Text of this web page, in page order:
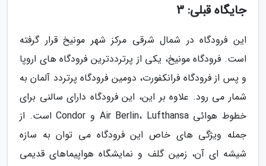
جایگاه قبلی: 3
این فرودگاه در شمال شرقی مرکز شهر مونیخ قرار گرفته
است. فرودگاه مونیخ، یکی از پرترددترین فرودگاه های اروپا
و پس از فرودگاه فرانکفورت، دومین فرودگاه پرتردد آلمان به
شمار می رود. علاوه بر این، این فرودگاه دارای سالنی برای
خطوط هوائی Air Berlin، Lufthansa و Condor است. از
جمله ویژگی های خاص این فرودگاه می توان به سازه
شیشه ای آن، زمین گلف و نمایشگاه هواپیماهای قدیمی